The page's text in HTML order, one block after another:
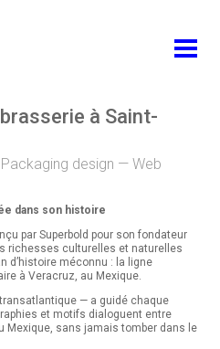
DESIGN
DESIGN
à Saint-
design — Web
dans son histoire
par Superbold pour son fondateur
richesses culturelles et naturelles
d’histoire méconnu : la ligne
à Veracruz, au Mexique.
— a guidé chaque
et motifs dialoguent entre
Mexique, sans jamais tomber dans le